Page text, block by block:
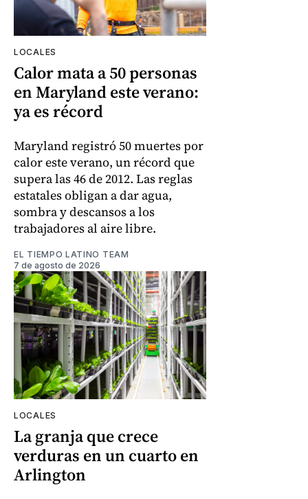
LOCALES
Calor mata a 50 personas
en Maryland este verano:
ya es récord
Maryland registró 50 muertes por
calor este verano, un récord que
supera las 46 de 2012. Las reglas
estatales obligan a dar agua,
sombra y descansos a los
trabajadores al aire libre.
EL TIEMPO LATINO TEAM
7 de agosto de 2026
LOCALES
La granja que crece
verduras en un cuarto en
Arlington